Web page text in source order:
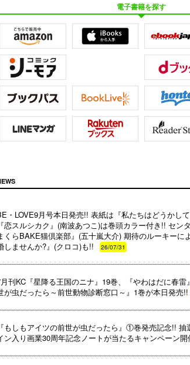
電子書籍を探す
・LOVE9月号本日発売!! 表紙は『私たちはどうかし
『恋スルシカク』(南波あつこ)は巻頭カラー付き!! セン
くらBAKE猫倶楽部』(五十嵐大介) 期待のルーキーに
しませんか?』(クロコ)も!!
26/07/31
刊KC『星降る王国のニナ』19巻、『やわはだに春
が虫だったら～前世動物診断窓口～』1巻が本日発売!!
『もしもアイツの前世が虫だったら』①巻発売記念!!
ン入り画業30周年記念ノートが当たるキャンペーン